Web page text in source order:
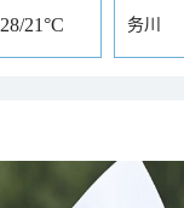
28/21°C 务川